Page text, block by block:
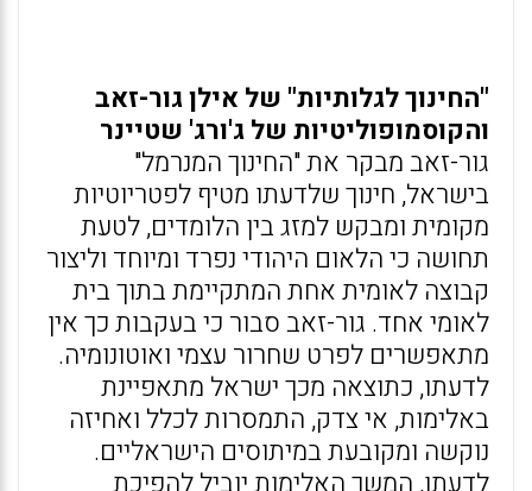
"החינוך לגלותיות" של אילן גור-זאב
והקוסמופוליטיות של ג'ורג' שטיינר
גור-זאב מבקר את "החינוך המנרמל"
בישראל, חינוך שלדעתו מטיף לפטריוטיות
מקומית ומבקש למזג בין הלומדים, לטעת
תחושה כי הלאום היהודי נפרד ומיוחד וליצור
קבוצה לאומית אחת המתקיימת בתוך בית
לאומי אחד. גור-זאב סבור כי בעקבות כך אין
מתאפשרים לפרט שחרור עצמי ואוטונומיה.
לדעתו, כתוצאה מכך ישראל מתאפיינת
באלימות, אי צדק, התמסרות לכלל ואחיזה
נוקשה ומקובעת במיתוסים הישראליים.